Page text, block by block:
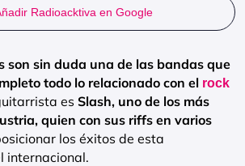
Radioacktiva en Google
son sin duda una de las bandas que
todo lo relacionado con el rock
es Slash, uno de los más
quien con sus riffs en varios
los éxitos de esta
internacional.